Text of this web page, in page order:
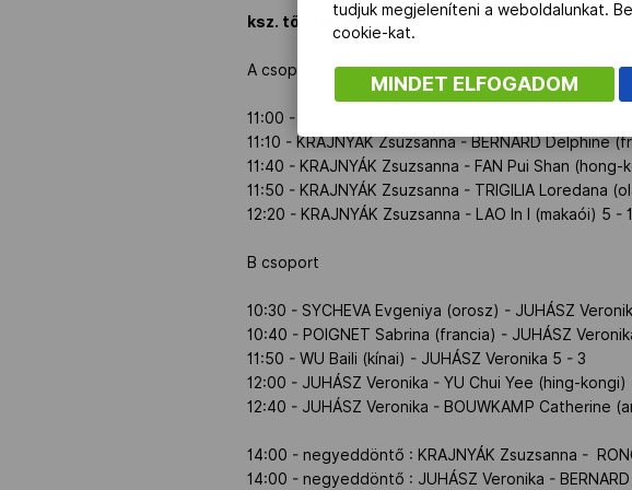
ksz. tőr egyéni selejtező nők "A" kategória
A csoport
11:00 - KRAJNYÁK Zsuzsanna - RONG Jing (kínai) 4 -
11:10 - KRAJNYÁK Zsuzsanna - BERNARD Delphine
11:40 - KRAJNYÁK Zsuzsanna - FAN Pui Shan (hong-
11:50 - KRAJNYÁK Zsuzsanna - TRIGILIA Loredana
12:20 - KRAJNYÁK Zsuzsanna - LAO In I (makaói) 5 - 1
B csoport
10:30 - SYCHEVA Evgeniya (orosz) - JUHÁSZ
10:40 - POIGNET Sabrina (francia) - JUHÁSZ
11:50 - WU Baili (kínai) - JUHÁSZ Veronika 5 - 3
12:00 - JUHÁSZ Veronika - YU Chui Yee (hing-
12:40 - JUHÁSZ Veronika - BOUWKAMP Catherine
14:00 - negyeddöntő : KRAJNYÁK Zsuzsanna -
14:00 - negyeddöntő : JUHÁSZ Veronika -
tudjuk megjeleníteni a weboldalunkat.
cookie-kat.
MINDET ELFOGADOM